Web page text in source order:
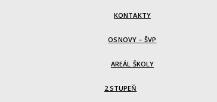
KONTAKTY
OSNOVY – ŠVP
AREÁL ŠKOLY
2.STUPEŇ